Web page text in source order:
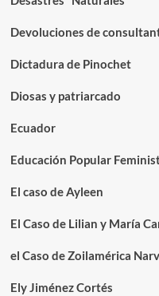
Devoluciones de
Dictadura de Pinochet
Diosas y patriarcado
Ecuador
Educación Popular
El caso de Ayleen
El Caso de Lilian y María
el Caso de Zoilamérica
Ely Jiménez Cortés